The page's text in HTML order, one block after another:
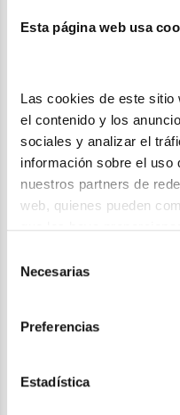
Esta página web usa
Las cookies de este sitio
el contenido y los
sociales y analizar el
información sobre el uso
nuestros partners de
web, quienes pueden
que les haya
la política de privacidad
Necesarias
Preferencias
Estadística
Guess
84,45€